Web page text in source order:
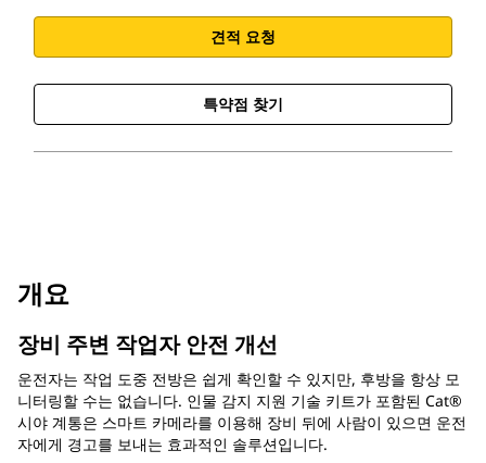
견적 요청
특약점 찾기
개요
장비 주변 작업자 안전 개선
운전자는 작업 도중 전방은 쉽게 확인할 수 있지만, 후방을 항상 모
니터링할 수는 없습니다. 인물 감지 지원 기술 키트가 포함된 Cat®
시야 계통은 스마트 카메라를 이용해 장비 뒤에 사람이 있으면 운전
자에게 경고를 보내는 효과적인 솔루션입니다.